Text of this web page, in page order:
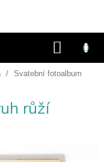
KOŠÍK
/
Svatební fotoalbum
růží